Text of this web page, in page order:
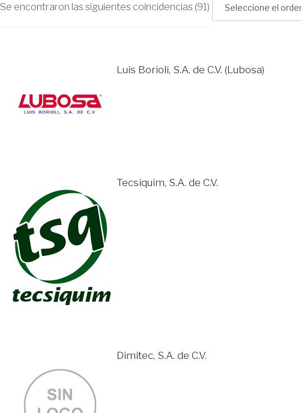
Se encontraron las siguientes coincidencias (91)
Luis Borioli, S.A. de C.V. (Lubosa)
Tecsiquim, S.A. de C.V.
Dimitec, S.A. de C.V.